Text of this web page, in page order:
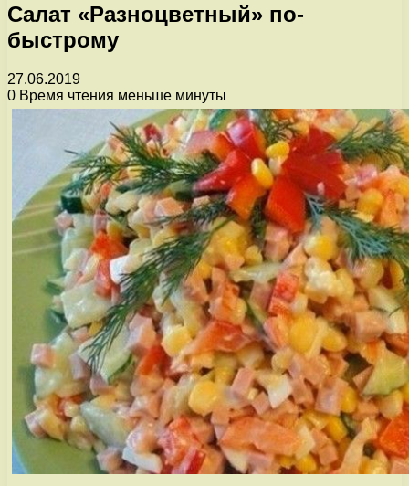
Салат «Разноцветный» по-
быстрому
27.06.2019
0 Время чтения меньше минуты